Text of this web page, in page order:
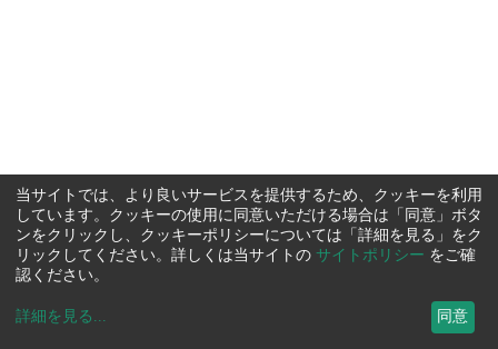
当サイトでは、より良いサービスを提供するため、クッキーを利用
しています。クッキーの使用に同意いただける場合は「同意」ボタ
ンをクリックし、クッキーポリシーについては「詳細を見る」をク
リックしてください。詳しくは当サイトの サイトポリシー をご確
認ください。
詳細を見る ... 同意